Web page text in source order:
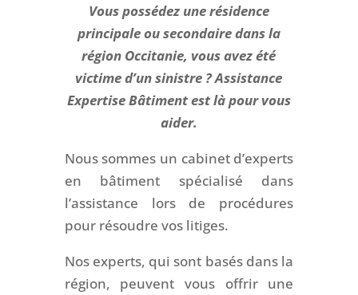
Vous possédez une résidence
principale ou secondaire dans la
région Occitanie, vous avez été
victime d’un sinistre ? Assistance
Expertise Bâtiment est là pour vous
aider.
Nous sommes un cabinet d’experts
en bâtiment spécialisé dans
l’assistance lors de procédures
pour résoudre vos litiges.
Nos experts, qui sont basés dans la
région, peuvent vous offrir une